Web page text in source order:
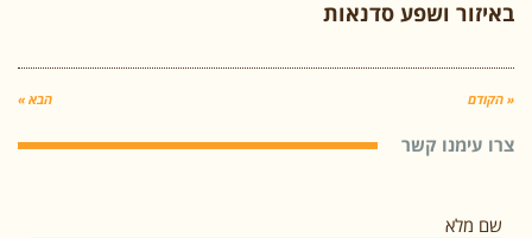
באיזור ושפע סדנאות
« הקודם הבא »
צרו עימנו קשר
שם מלא